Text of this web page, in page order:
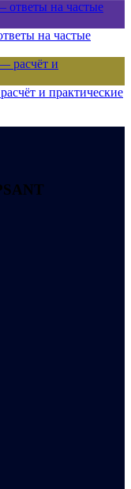
на частые
и практические